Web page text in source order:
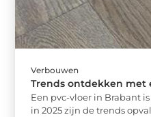
Verbouwen
Trends ontdekken met
Een pvc-vloer in Brabant
in 2025 zijn de trends